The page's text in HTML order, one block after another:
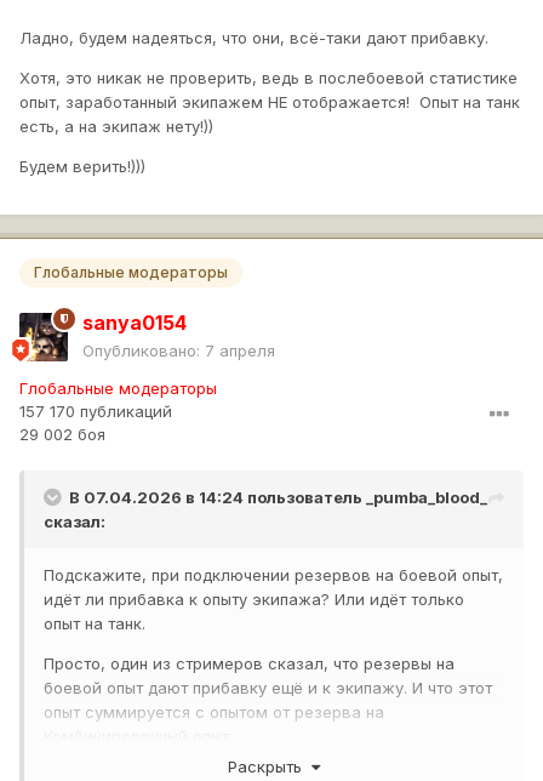
Ладно, будем надеяться, что они, всё-таки дают прибавку.
Хотя, это никак не проверить, ведь в послебоевой статистике
опыт, заработанный экипажем НЕ отображается! Опыт на танк
есть, а на экипаж нету!))
Будем верить!)))
Глобальные модераторы
sanya0154
Опубликовано: 7 апреля
Глобальные модераторы
157 170 публикаций
29 002 боя
В 07.04.2026 в 14:24 пользователь
_pumba_blood_
сказал:
Подскажите, при подключении резервов на боевой опыт,
идёт ли прибавка к опыту экипажа? Или идёт только
опыт на танк.
Просто, один из стримеров сказал, что резервы на
боевой опыт дают прибавку ещё и к экипажу. И что этот
опыт суммируется с опытом от резерва на
Раскрыть